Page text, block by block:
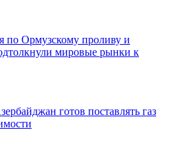
по Ормузскому проливу и
мировые рынки к
готов поставлять газ